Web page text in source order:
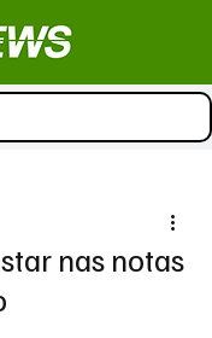
nas notas